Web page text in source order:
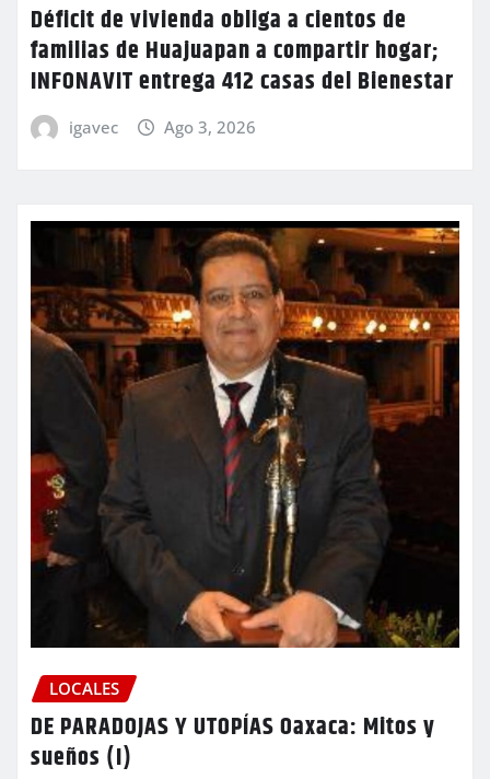
Déficit de vivienda obliga a cientos de
familias de Huajuapan a compartir hogar;
INFONAVIT entrega 412 casas del Bienestar
igavec Ago 3, 2026
LOCALES
DE PARADOJAS Y UTOPÍAS Oaxaca: Mitos y
sueños (I)